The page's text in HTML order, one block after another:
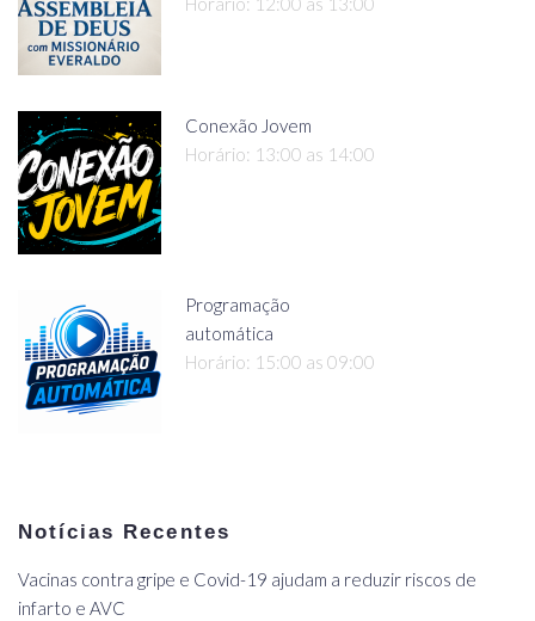
Conexão Jovem
Horário: 13:00 as 14:00
Programação
automática
Horário: 15:00 as 09:00
Notícias Recentes
Vacinas contra gripe e Covid-19 ajudam a reduzir riscos de
infarto e AVC